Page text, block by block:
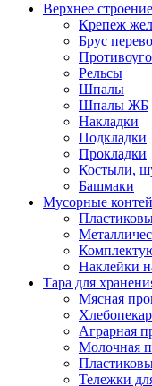
Верхнее
Крепеж
Брус
Рельсы
Шпалы
Шпалы ЖБ
Накладки
Подкладки
Прокладки
Костыли,
Башмаки
Мусорные
Наклейки
Тара для
Мясная
Аграрная
Молочная
Тележки